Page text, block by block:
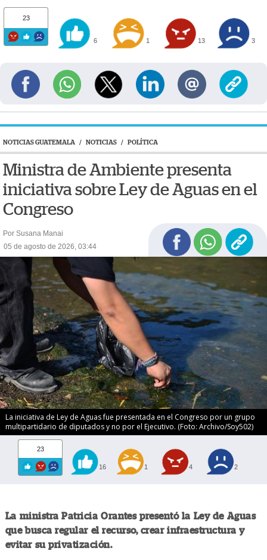
23
6 1 13 3
NOTICIAS GUATEMALA / NOTICIAS / POLÍTICA
Ministra de Ambiente presenta
iniciativa sobre Ley de Aguas en el
Congreso
Por Susana Manai
05 de agosto de 2026, 03:44
La iniciativa de Ley de Aguas fue presentada en el Congreso por un grupo
multipartidario de diputados y no por el Ejecutivo. (Foto: Archivo/Soy502)
23
16 1 4 2
La ministra Patricia Orantes presentó la Ley de Aguas
que busca regular el recurso, crear infraestructura y
evitar su privatización.